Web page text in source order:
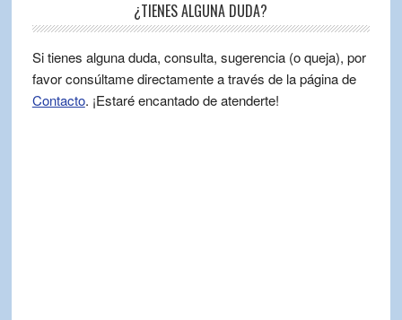
¿TIENES ALGUNA DUDA?
Si tienes alguna duda, consulta, sugerencia (o queja), por
favor consúltame directamente a través de la página de
Contacto. ¡Estaré encantado de atenderte!